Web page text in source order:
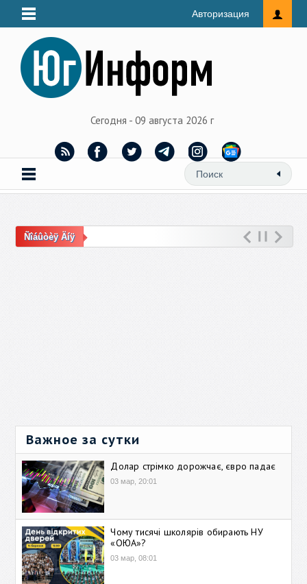
Авторизация
Сегодня - 09 августа 2026 г
Ñîáûòèÿ Äíÿ
Важное за сутки
Долар стрімко дорожчає, євро падає
03 мар, 20:01
Чому тисячі школярів обирають НУ
«ОЮА»?
03 мар, 08:01